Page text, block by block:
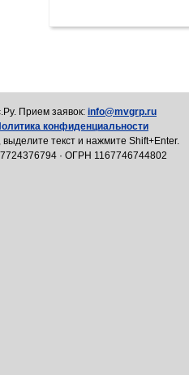
Прием заявок: info@mvgrp.ru
конфиденциальности
текст и нажмите Shift+Enter.
· ОГРН 1167746744802